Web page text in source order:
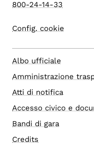
800-24-14-33
Config. cookie
Albo ufficiale
Amministrazione
Atti di notifica
Accesso civico e
Bandi di gara
Credits